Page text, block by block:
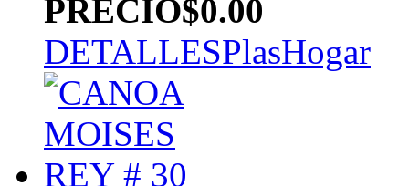
PRECIO$0.00
DETALLESPlasHogar